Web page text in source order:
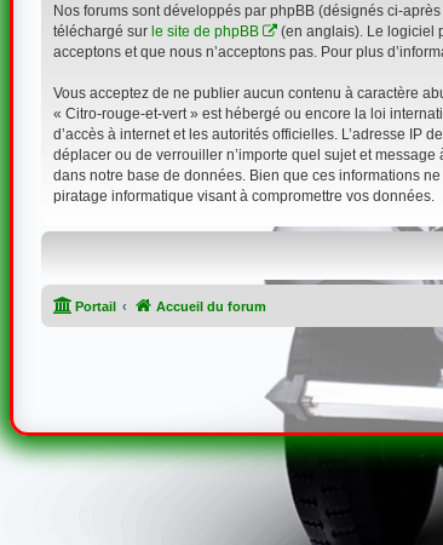
Nos forums sont développés par phpBB (désignés ci-
téléchargé sur le site de phpBB
(en anglais). Le logiciel
acceptons et que nous n’acceptons pas. Pour plus
Vous acceptez de ne publier aucun contenu à caractère
« Citro-rouge-et-vert » est hébergé ou encore la loi
d’accès à internet et les autorités officielles. L’adresse IP
déplacer ou de verrouiller n’importe quel sujet et
dans notre base de données. Bien que ces informations
piratage informatique visant à compromettre vos données.
Portail Accueil du forum